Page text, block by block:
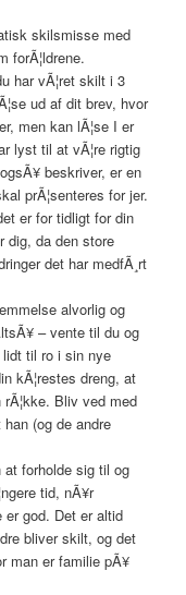
skilsmisse med
forÃ¦ldrene.
har vÃ¦ret skilt i 3
ud af dit brev, hvor
men kan lÃ¦se I er
lyst til at vÃ¦re rigtig
beskriver, er en
prÃ¦senteres for jer.
er for tidligt for din
dig, da den store
det har medfÃ¸rt
alvorlig og
– vente til du og
lidt til ro i sin nye
kÃ¦restes dreng, at
Bliv ved med
(og de andre
forholde sig til og
tid, nÃ¥r
er god. Det er altid
bliver skilt, og det
man er familie pÃ¥